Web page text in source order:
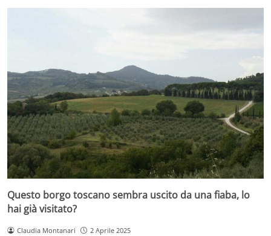
Questo borgo toscano sembra uscito da una fiaba, lo
hai già visitato?
Claudia Montanari 2 Aprile 2025